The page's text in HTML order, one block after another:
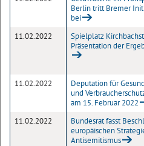
Berlin tritt Bremer
bei
11.02.2022
Spielplatz
Präsentation der
11.02.2022
Deputation für
und
am 15. Februar 2022
11.02.2022
Bundesrat fasst
europäischen
Antisemitismus